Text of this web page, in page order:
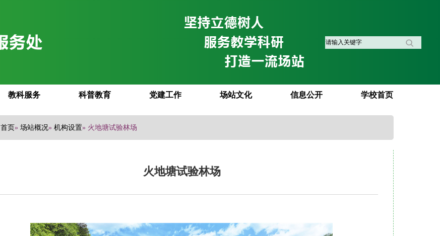
教科服务 科普教育 党建工作 场站文化 信息公开 学校首页
首页» 场站概况» 机构设置» 火地塘试验林场
火地塘试验林场